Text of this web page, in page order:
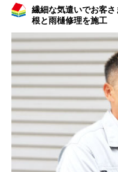
繊細な気遣いでお客
根と雨樋修理を施工